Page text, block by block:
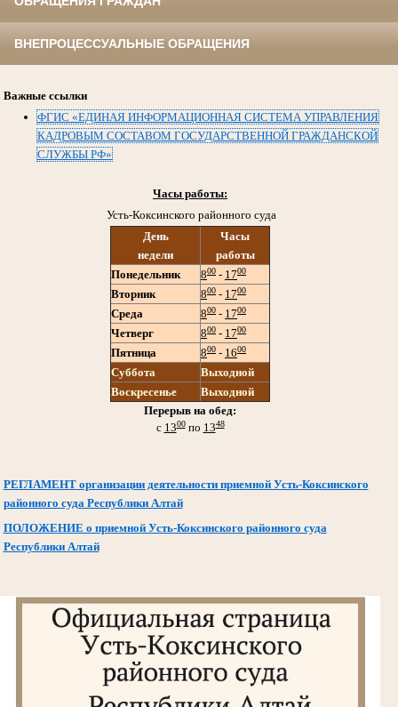
ВНЕПРОЦЕССУАЛЬНЫЕ ОБРАЩЕНИЯ
Важные ссылки
ФГИС «ЕДИНАЯ ИНФОРМАЦИОННАЯ СИСТЕМА УПРАВЛЕНИЯ
КАДРОВЫМ СОСТАВОМ ГОСУДАРСТВЕННОЙ ГРАЖДАНСКОЙ
СЛУЖБЫ РФ»
Часы работы:
Усть-Коксинского районного суда
День
недели
Часы
работы
Понедельник
800 - 1700
Вторник 800 - 1700
Среда 800 - 1700
Четверг 800 - 1700
Пятница 800 - 1600
Суббота
Выходной
Воскресенье
Выходной
Перерыв на обед:
с 1300по 1348
РЕГЛАМЕНТ организации деятельности приемной Усть-Коксинского
районного суда Республики Алтай
ПОЛОЖЕНИЕ о приемной Усть-Коксинского районного суда
Республики Алтай